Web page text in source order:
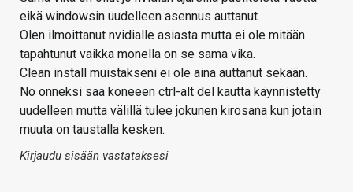
eikä windowsin uudelleen asennus auttanut.
Olen ilmoittanut nvidialle asiasta mutta ei ole mitään
tapahtunut vaikka monella on se sama vika.
Clean install muistakseni ei ole aina auttanut sekään.
No onneksi saa koneeen ctrl-alt del kautta käynnistetty
uudelleen mutta välillä tulee jokunen kirosana kun jotain
muuta on taustalla kesken.
Kirjaudu sisään vastataksesi